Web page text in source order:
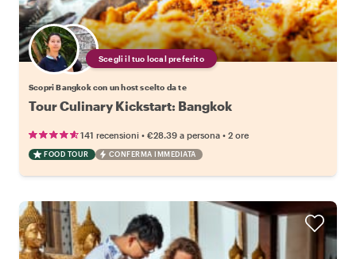
Scegli il tuo local preferito
Scopri Bangkok con un host scelto da te
Tour Culinary Kickstart: Bangkok
141 recensioni • €28.39 a persona • 2 ore
FOOD TOUR CONFERMA IMMEDIATA